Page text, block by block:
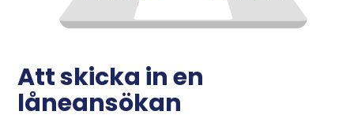
Att skicka in en
låneansökan